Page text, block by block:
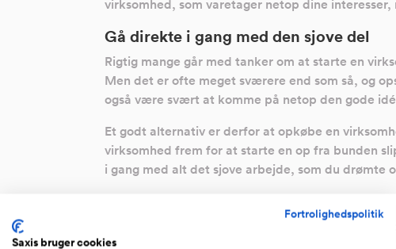
virksomhed, som varetager netop dine
Gå direkte i gang med den sjove del
Rigtig mange går med tanker om at starte en
Men det er ofte meget sværere end som så, og
også være svært at komme på netop den gode
Et godt alternativ er derfor at opkøbe en
virksomhed frem for at starte en op fra bunden
i gang med alt det sjove arbejde, som du drømte
købe en
Når de første tanker og idéer om en ny
opstarten. Men det hårde arbejde med at bygge
Fortrolighedspolitik
Saxis bruger cookies